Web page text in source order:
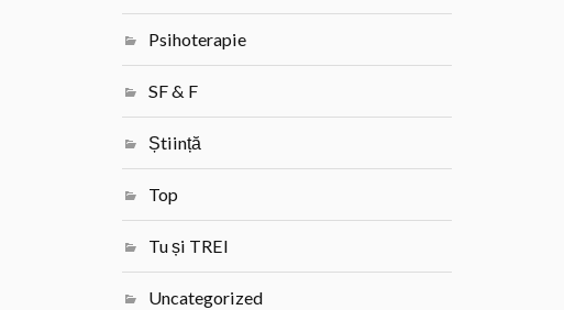
Psihoterapie
SF & F
Știință
Top
Tu și TREI
Uncategorized